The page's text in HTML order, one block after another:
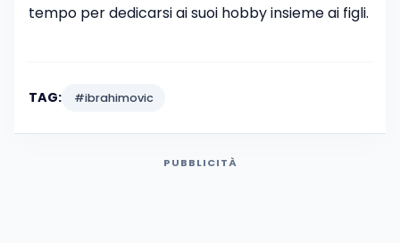
tempo per dedicarsi ai suoi hobby insieme ai figli.
TAG: #ibrahimovic
PUBBLICITÀ